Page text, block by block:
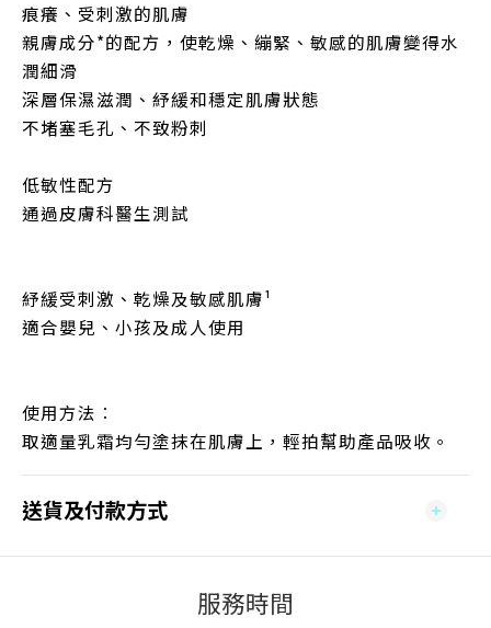
痕癢、受刺激的肌膚
親膚成分*的配方，使乾燥、繃緊、敏感的肌膚變得水
潤細滑
深層保濕滋潤、紓緩和穩定肌膚狀態
不堵塞毛孔、不致粉刺
低敏性配方
通過皮膚科醫生測試
紓緩受刺激、乾燥及敏感肌膚¹
適合嬰兒、小孩及成人使用
使用方法︰
取適量乳霜均勻塗抹在肌膚上，輕拍幫助產品吸收。
送貨及付款方式
服務時間